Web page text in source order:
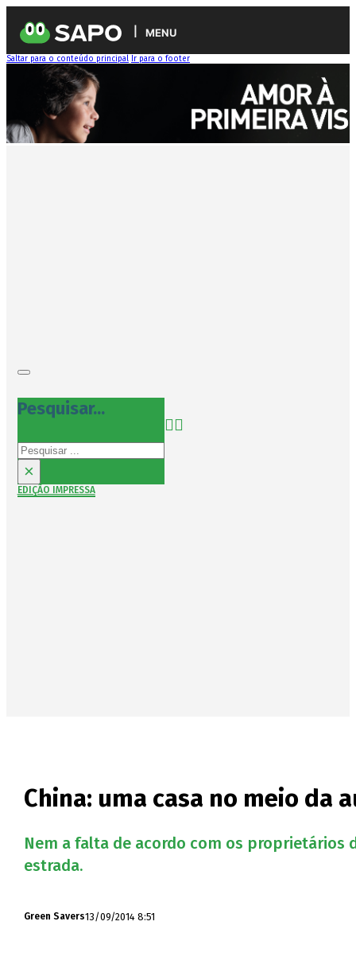
MENU
Saltar para o conteúdo principal Ir para o footer
Pesquisar...
Pesquisar
×
EDIÇÃO IMPRESSA
China: uma casa no meio da
Nem a falta de acordo com os proprietários
estrada.
Green Savers13/09/2014 8:51